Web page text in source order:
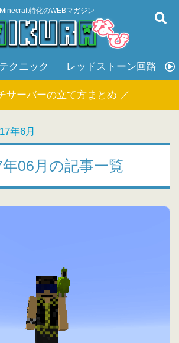
Minecraft特化のWEBマガジン
クニック レッドストーン回路
サーバーの立て方まとめ ／
年6月
06月の記事一覧